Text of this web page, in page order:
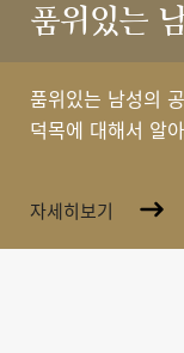
품위있는
품위있는 남성의
덕목에 대해서 알
자세히보기